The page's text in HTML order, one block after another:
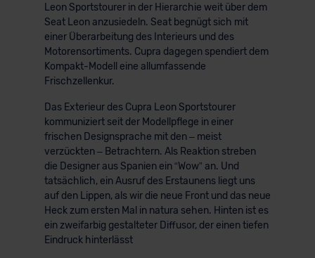
Leon Sportstourer in der Hierarchie weit über dem
Seat Leon anzusiedeln. Seat begnügt sich mit
einer Überarbeitung des Interieurs und des
Motorensortiments. Cupra dagegen spendiert dem
Kompakt-Modell eine allumfassende
Frischzellenkur.
Das Exterieur des Cupra Leon Sportstourer
kommuniziert seit der Modellpflege in einer
frischen Designsprache mit den – meist
verzückten – Betrachtern. Als Reaktion streben
die Designer aus Spanien ein “Wow” an. Und
tatsächlich, ein Ausruf des Erstaunens liegt uns
auf den Lippen, als wir die neue Front und das neue
Heck zum ersten Mal in natura sehen. Hinten ist es
ein zweifarbig gestalteter Diffusor, der einen tiefen
Eindruck hinterlässt